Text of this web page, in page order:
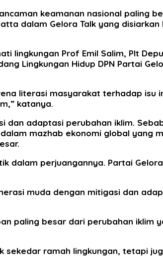
keamanan nasional paling
dalam Gelora Talk yang disiarkan
lingkungan Prof Emil Salim, Plt
Lingkungan Hidup DPN Partai
literasi masyarakat terhadap isu
katanya.
dan adaptasi perubahan iklim.
mazhab ekonomi global yang
dalam perjuangannya. Partai
muda dengan mitigasi dan
paling besar dari perubahan iklim
sekedar ramah lingkungan, tetapi